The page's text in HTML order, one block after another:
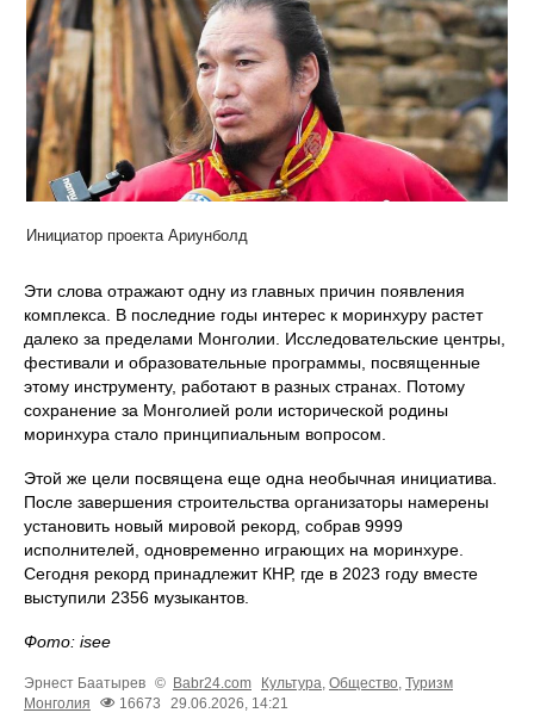
Инициатор проекта Ариунболд
Эти слова отражают одну из главных причин появления
комплекса. В последние годы интерес к моринхуру растет
далеко за пределами Монголии. Исследовательские центры,
фестивали и образовательные программы, посвященные
этому инструменту, работают в разных странах. Потому
сохранение за Монголией роли исторической родины
моринхура стало принципиальным вопросом.
Этой же цели посвящена еще одна необычная инициатива.
После завершения строительства организаторы намерены
установить новый мировой рекорд, собрав 9999
исполнителей, одновременно играющих на моринхуре.
Сегодня рекорд принадлежит КНР, где в 2023 году вместе
выступили 2356 музыкантов.
Фото: isee
Эрнест Баатырев © Babr24.com Культура, Общество, Туризм
Монголия
16673 29.06.2026, 14:21